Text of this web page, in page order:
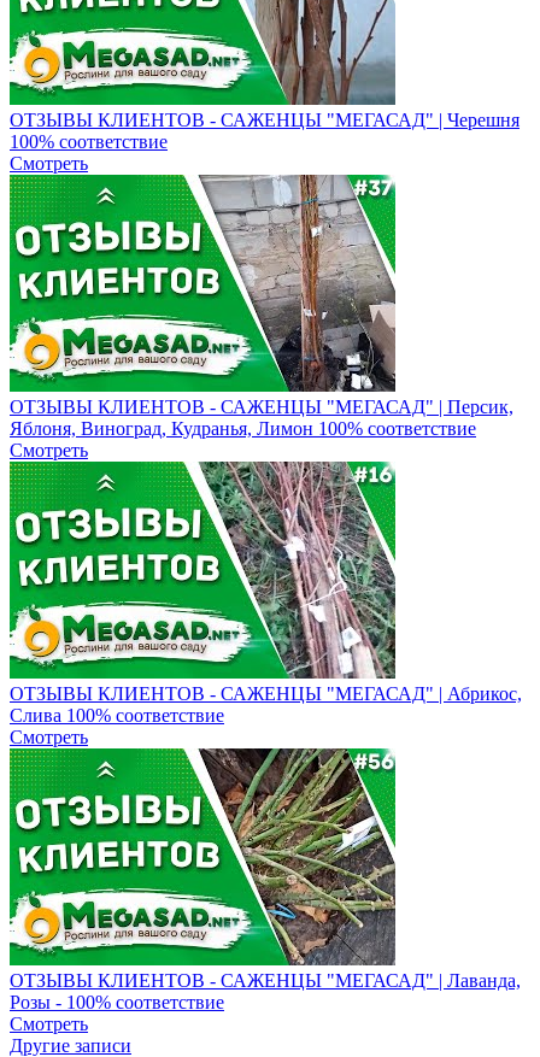
ОТЗЫВЫ КЛИЕНТОВ - САЖЕНЦЫ "МЕГАСАД" | Черешня
100% соответствие
Смотреть
ОТЗЫВЫ КЛИЕНТОВ - САЖЕНЦЫ "МЕГАСАД" | Персик,
Яблоня, Виноград, Кудранья, Лимон 100% соответствие
Смотреть
ОТЗЫВЫ КЛИЕНТОВ - САЖЕНЦЫ "МЕГАСАД" | Абрикос,
Слива 100% соответствие
Смотреть
ОТЗЫВЫ КЛИЕНТОВ - САЖЕНЦЫ "МЕГАСАД" | Лаванда,
Розы - 100% соответствие
Смотреть
Другие записи